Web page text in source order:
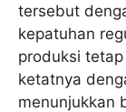
tersebut
kepatuhan
produksi
ketatnya
menunjukkan